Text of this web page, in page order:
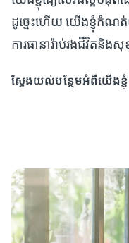
ដូច្នេះហើយ យើងខ្ញុំកំណ
ការធានារ៉ាប់រងជីវិតនិង
ស្វែងយល់បន្ថែមអំពីយើងខ្ញុំ